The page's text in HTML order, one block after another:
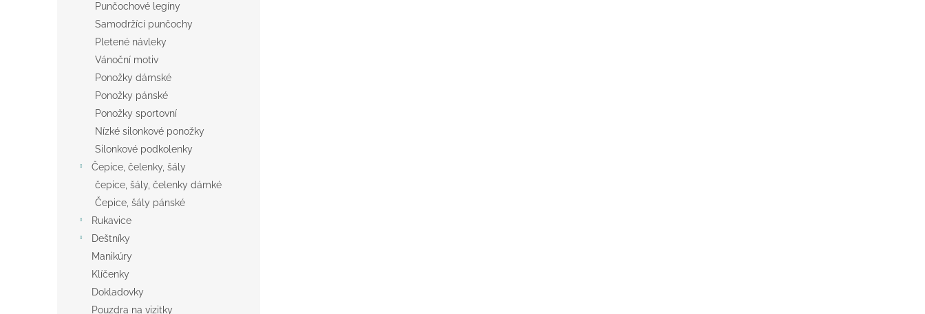
Punčochové legíny
Samodržící punčochy
Pletené návleky
Vánoční motiv
Ponožky dámské
Ponožky pánské
Ponožky sportovní
Nízké silonkové ponožky
Silonkové podkolenky
Čepice, čelenky, šály
čepice, šály, čelenky dámké
Čepice, šály pánské
Rukavice
Deštníky
Manikúry
Klíčenky
Dokladovky
Pouzdra na vizitky